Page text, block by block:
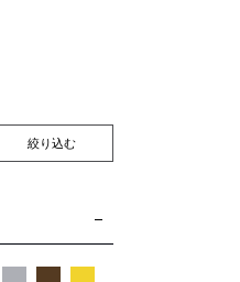
絞り込む